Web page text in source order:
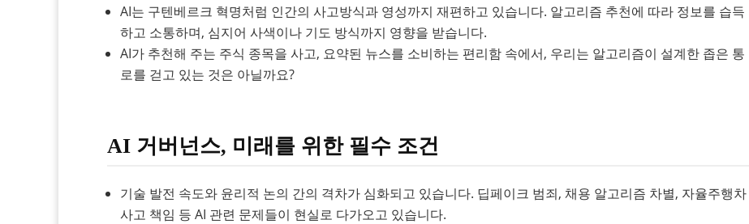
AI는 구텐베르크 혁명처럼 인간의 사고방식과 영성까지 재편하고 있습니다. 알고리즘 추천에 따라 정보를 습득
하고 소통하며, 심지어 사색이나 기도 방식까지 영향을 받습니다.
AI가 추천해 주는 주식 종목을 사고, 요약된 뉴스를 소비하는 편리함 속에서, 우리는 알고리즘이 설계한 좁은 통
로를 걷고 있는 것은 아닐까요?
AI 거버넌스, 미래를 위한 필수 조건
기술 발전 속도와 윤리적 논의 간의 격차가 심화되고 있습니다. 딥페이크 범죄, 채용 알고리즘 차별, 자율주행차
사고 책임 등 AI 관련 문제들이 현실로 다가오고 있습니다.